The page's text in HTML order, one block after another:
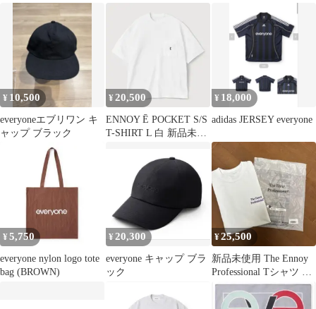
28cm
¥ 10,500
everyoneエブリワン キ
ャップ ブラック
¥20,500
ENNOY Ē POCKET S/S
T-SHIRT L 白 新品未開
¥ 18,000
adidas JERSEY everyone
¥ 5,750
everyone nylon logo tote
bag (BROWN)
¥20,300
everyone キャップ ブラ
ック
¥25,500
新品未使用 The Ennoy
Professional Tシャツ M
サイズ